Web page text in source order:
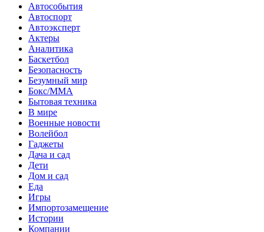
Автособытия
Автоспорт
Автоэксперт
Актеры
Аналитика
Баскетбол
Безопасность
Безумный мир
Бокс/MMA
Бытовая техника
В мире
Военные новости
Волейбол
Гаджеты
Дача и сад
Дети
Дом и сад
Еда
Игры
Импортозамещение
Истории
Компании